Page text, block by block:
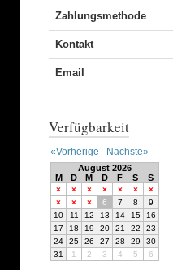
Zahlungsmethode
Kontakt
Email
Verfügbarkeit